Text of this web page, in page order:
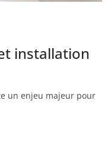
installation
un enjeu majeur pour